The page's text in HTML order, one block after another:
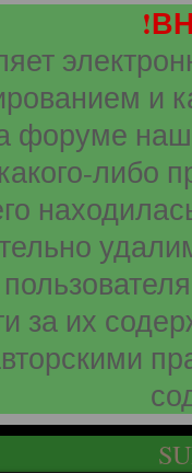
и
форуме
либо
за их